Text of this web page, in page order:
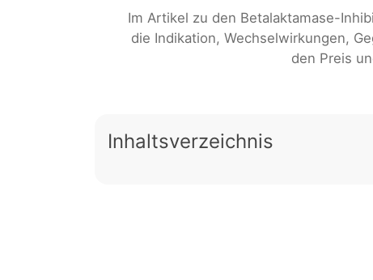
Im Artikel zu den Betalaktamase-
die Indikation, Wechselwirkungen,
den Preis
Inhaltsverzeichnis